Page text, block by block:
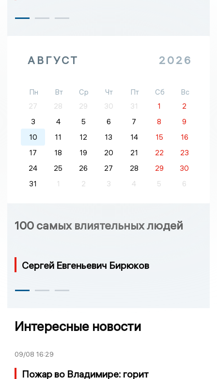
АВГУСТ 2026
Пн Вт Ср Чт Пт Сб
Вс
27
28 29 30 31 1
2
3
4 5 6 7 8
9
10
11 12 13 14 15
16
17
18 19 20 21 22
23
24
25 26 27 28 29
30
31
1 2 3 4 5 6
100 самых влиятельных людей
Сергей Евгеньевич Бирюков
Интересные новости
09/08 16:29
Пожар во Владимире: горит